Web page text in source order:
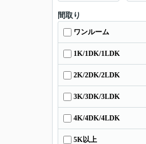
間取り
ワンルーム
1K/1DK/1LDK
2K/2DK/2LDK
3K/3DK/3LDK
4K/4DK/4LDK
5K以上